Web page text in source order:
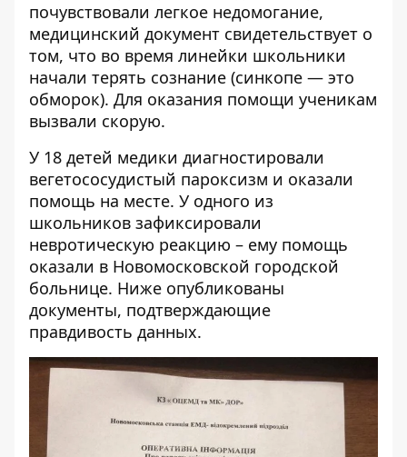
почувствовали легкое недомогание,
медицинский документ свидетельствует о
том, что во время линейки школьники
начали терять сознание (синкопе — это
обморок). Для оказания помощи ученикам
вызвали скорую.
У 18 детей медики диагностировали
вегетососудистый пароксизм и оказали
помощь на месте. У одного из
школьников зафиксировали
невротическую реакцию – ему помощь
оказали в Новомосковской городской
больнице. Ниже опубликованы
документы, подтверждающие
правдивость данных.